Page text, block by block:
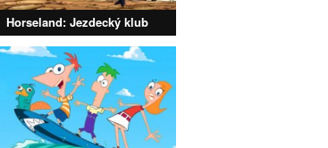
Horseland: Jezdecký klub